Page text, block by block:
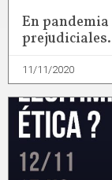
En pandemia
prejudiciales.
11/11/2020